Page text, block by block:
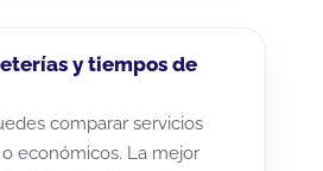
y tiempos de
comparar servicios
económicos. La mejor